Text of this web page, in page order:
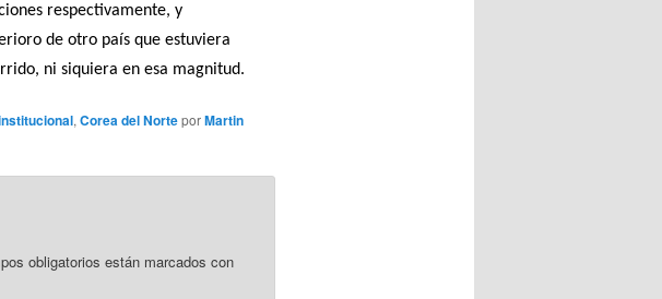
respectivamente, y
de otro país que estuviera
ni siquiera en esa magnitud.
, Corea del NorteporMartin
obligatorios están marcados con